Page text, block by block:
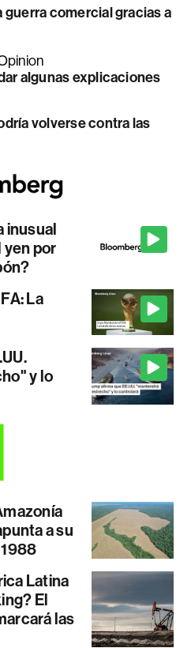
guerra comercial gracias a
algunas explicaciones
volverse contra las
inusual
por
La
y lo
a su
Latina
El
las